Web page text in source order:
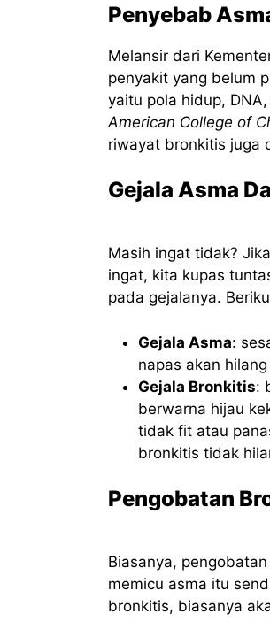
Penyebab
Melansir dari
penyakit yang belum
yaitu pola hidup,
American College of
riwayat bronkitis juga
Gejala Asma
Masih ingat tidak?
ingat, kita kupas
pada gejalanya.
Gejala Asma:
napas akan
Gejala Bronkitis:
berwarna hijau
tidak fit atau
bronkitis tidak
Pengobatan
Biasanya,
memicu asma itu
bronkitis, biasanya